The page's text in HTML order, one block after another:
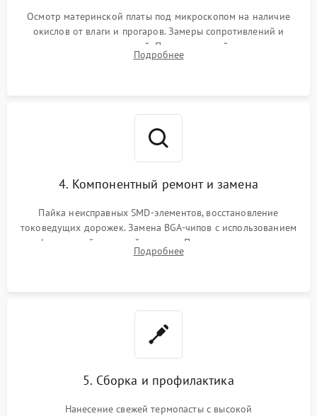
Осмотр материнской платы под микроскопом на наличие
окислов от влаги и прогаров. Замеры сопротивлений и
дежурных напряжений. Проверка цепей питания,
мультиконтроллера, процессора и видеочипа.
Подробнее
4. Компонентный ремонт и замена
Пайка неисправных SMD-элементов, восстановление
токоведущих дорожек. Замена BGA-чипов с использованием
инфракрасной паяльной станции. Прошивка микросхемы
BIOS или замена поврежденных портов USB
Подробнее
5. Сборка и профилактика
Нанесение свежей термопасты с высокой